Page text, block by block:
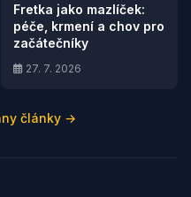
Fretka jako mazlíček:
péče, krmení a chov pro
začátečníky
27. 7. 2026
články →